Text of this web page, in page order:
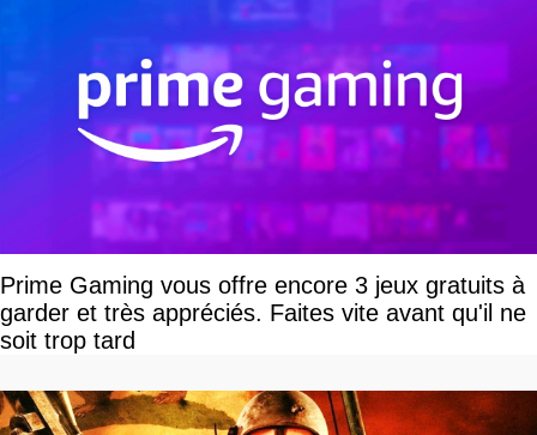
Prime Gaming vous offre encore 3 jeux gratuits à
garder et très appréciés. Faites vite avant qu'il ne
soit trop tard